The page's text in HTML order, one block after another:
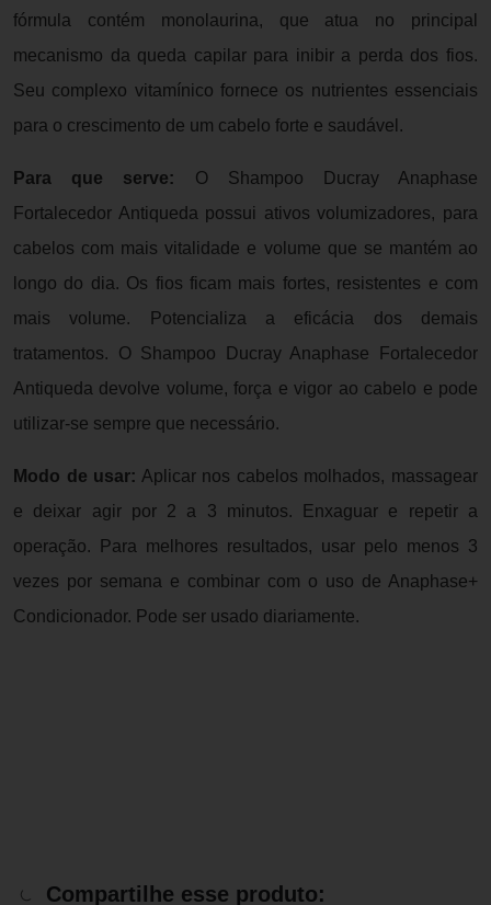
fórmula contém monolaurina, que atua no principal
mecanismo da queda capilar para inibir a perda dos fios.
Seu complexo vitamínico fornece os nutrientes essenciais
para o crescimento de um cabelo forte e saudável.
Para que serve: O Shampoo Ducray Anaphase
Fortalecedor Antiqueda possui ativos volumizadores, para
cabelos com mais vitalidade e volume que se mantém ao
longo do dia. Os fios ficam mais fortes, resistentes e com
mais volume. Potencializa a eficácia dos demais
tratamentos. O Shampoo Ducray Anaphase Fortalecedor
Antiqueda devolve volume, força e vigor ao cabelo e pode
utilizar-se sempre que necessário.
Modo de usar: Aplicar nos cabelos molhados, massagear
e deixar agir por 2 a 3 minutos. Enxaguar e repetir a
operação. Para melhores resultados, usar pelo menos 3
vezes por semana e combinar com o uso de Anaphase+
Condicionador. Pode ser usado diariamente.
Compartilhe esse produto: